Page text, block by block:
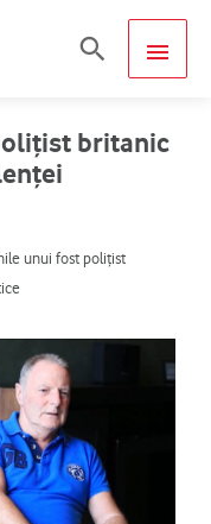
MAIN
Search
britanic
unui fost polițist